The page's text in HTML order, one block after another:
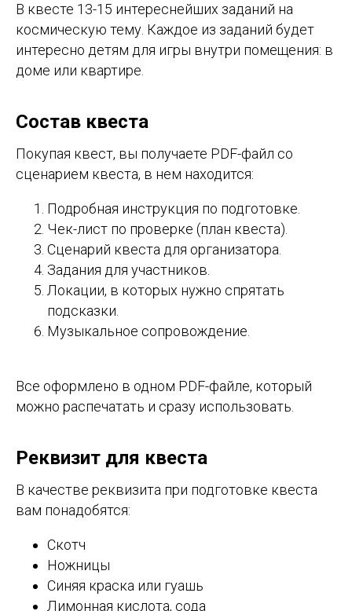
В квесте 13-15 интереснейших заданий на
космическую тему. Каждое из заданий будет
интересно детям для игры внутри помещения: в
доме или квартире.
Состав квеста
Покупая квест, вы получаете PDF-файл со
сценарием квеста, в нем находится:
Подробная инструкция по подготовке.
Чек-лист по проверке (план квеста).
Сценарий квеста для организатора.
Задания для участников.
Локации, в которых нужно спрятать
подсказки.
Музыкальное сопровождение.
Все оформлено в одном PDF-файле, который
можно распечатать и сразу использовать.
Реквизит для квеста
В качестве реквизита при подготовке квеста
вам понадобятся:
Скотч
Ножницы
Синяя краска или гуашь
Лимонная кислота, сода